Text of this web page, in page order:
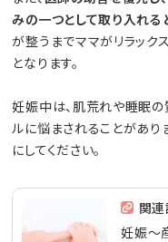
みの一つとして取り入れる
が整うまでママがリラック
となります。
妊娠中は、肌荒れや睡眠の
ルに悩まされることがあ
にしてください。
関
妊娠～